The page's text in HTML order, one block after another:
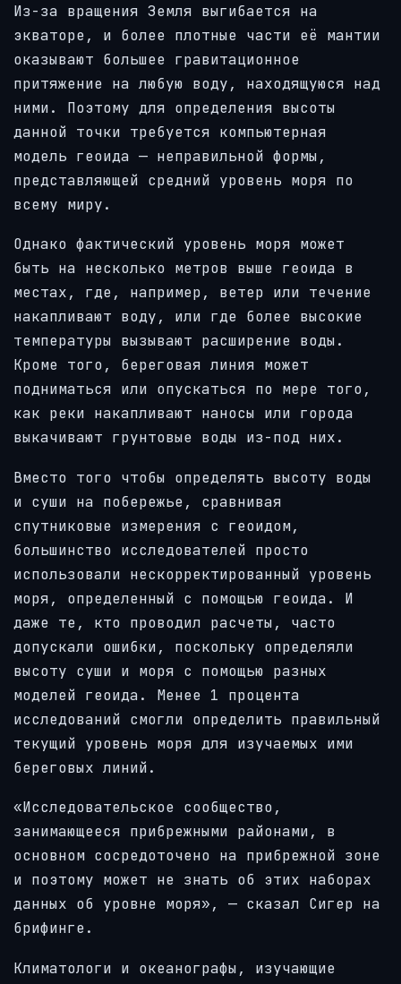
Из-за вращения Земля выгибается на
экваторе, и более плотные части её мантии
оказывают большее гравитационное
притяжение на любую воду, находящуюся над
ними. Поэтому для определения высоты
данной точки требуется компьютерная
модель геоида — неправильной формы,
представляющей средний уровень моря по
всему миру.
Однако фактический уровень моря может
быть на несколько метров выше геоида в
местах, где, например, ветер или течение
накапливают воду, или где более высокие
температуры вызывают расширение воды.
Кроме того, береговая линия может
подниматься или опускаться по мере того,
как реки накапливают наносы или города
выкачивают грунтовые воды из-под них.
Вместо того чтобы определять высоту воды
и суши на побережье, сравнивая
спутниковые измерения с геоидом,
большинство исследователей просто
использовали нескорректированный уровень
моря, определенный с помощью геоида. И
даже те, кто проводил расчеты, часто
допускали ошибки, поскольку определяли
высоту суши и моря с помощью разных
моделей геоида. Менее 1 процента
исследований смогли определить правильный
текущий уровень моря для изучаемых ими
береговых линий.
«Исследовательское сообщество,
занимающееся прибрежными районами, в
основном сосредоточено на прибрежной зоне
и поэтому может не знать об этих наборах
данных об уровне моря», — сказал Сигер на
брифинге.
Климатологи и океанографы, изучающие